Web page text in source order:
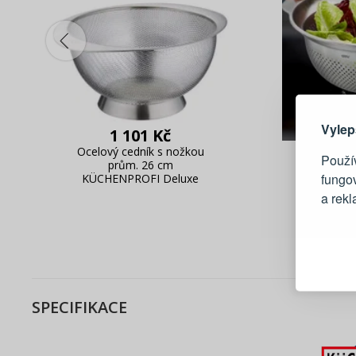
a
1 101 Kč
Ocelový cedník s nožkou
prům. 26 cm
KÜCHENPROFI Deluxe
SPECIFIKACE
Zde
Živý